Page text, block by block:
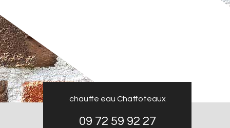
chauffe eau Chaffoteaux
09 72 59 92 27